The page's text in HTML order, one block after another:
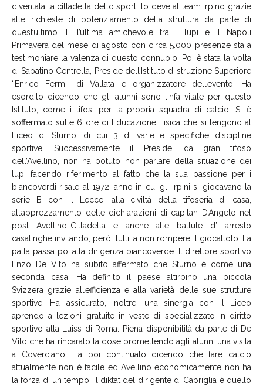
diventata la cittadella dello sport, lo deve al team irpino grazie
alle richieste di potenziamento della struttura da parte di
quest’ultimo. E l’ultima amichevole tra i lupi e il Napoli
Primavera del mese di agosto con circa 5.000 presenze sta a
testimoniare la valenza di questo connubio. Poi è stata la volta
di Sabatino Centrella, Preside dell’Istituto d’Istruzione Superiore
“Enrico Fermi” di Vallata e organizzatore dell’evento. Ha
esordito dicendo che gli alunni sono linfa vitale per questo
Istituto, come i tifosi per la propria squadra di calcio. Si è
soffermato sulle 6 ore di Educazione Fisica che si tengono al
Liceo di Sturno, di cui 3 di varie e specifiche discipline
sportive. Successivamente il Preside, da gran tifoso
dell’Avellino, non ha potuto non parlare della situazione dei
lupi facendo riferimento al fatto che la sua passione per i
biancoverdi risale al 1972, anno in cui gli irpini si giocavano la
serie B con il Lecce, alla civiltà della tifoseria di casa,
all’apprezzamento delle dichiarazioni di capitan D’Angelo nel
post Avellino-Cittadella e anche alle battute d’ arresto
casalinghe invitando, però, tutti, a non rompere il giocattolo. La
palla passa poi alla dirigenza biancoverde. Il direttore sportivo
Enzo De Vito ha subito affermato che Sturno è come una
seconda casa. Ha definito il paese altirpino una piccola
Svizzera grazie all’efficienza e alla varietà delle sue strutture
sportive. Ha assicurato, inoltre, una sinergia con il Liceo
aprendo a lezioni gratuite in veste di specializzato in diritto
sportivo alla Luiss di Roma. Piena disponibilità da parte di De
Vito che ha rincarato la dose promettendo agli alunni una visita
a Coverciano. Ha poi continuato dicendo che fare calcio
attualmente non è facile ed Avellino economicamente non ha
la forza di un tempo. Il diktat del dirigente di Capriglia è quello